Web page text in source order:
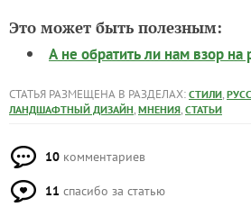
Это может быть полезным:
А не обратить ли нам взор на
СТАТЬЯ РАЗМЕЩЕНА В РАЗДЕЛАХ: СТИЛИ,
ЛАНДШАФТНЫЙ ДИЗАЙН, МНЕНИЯ, СТАТЬИ
10 комментариев
11 спасибо за статью